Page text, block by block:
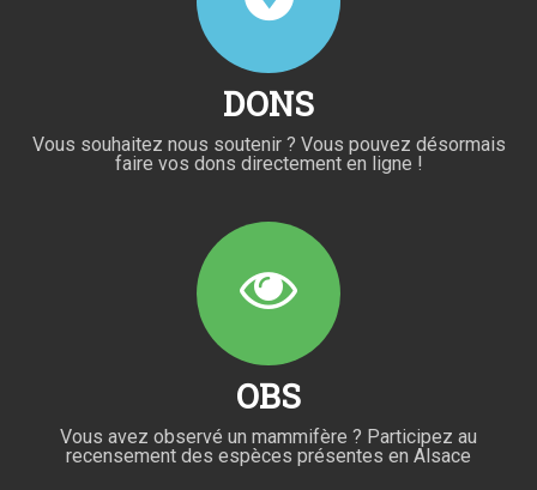
DONS
Vous souhaitez nous soutenir ? Vous pouvez désormais
faire vos dons directement en ligne !
OBS
Vous avez observé un mammifère ? Participez au
recensement des espèces présentes en Alsace